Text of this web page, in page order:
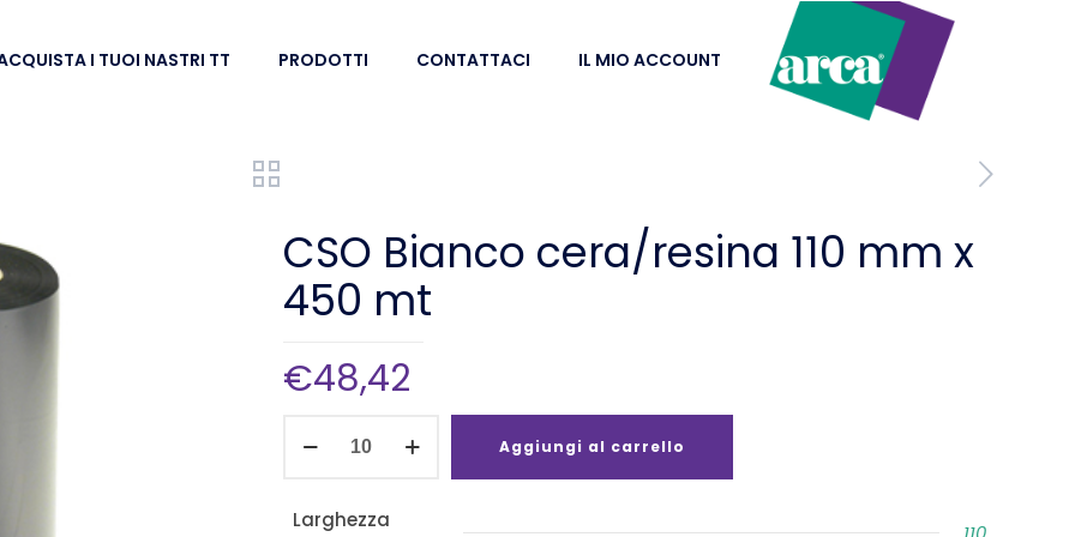
I TUOI NASTRI TT PRODOTTI CONTATTACI IL MIO ACCOUNT
CSO Bianco cera/resina 110 mm x
450 mt
€48,42
110
Aggiungi al carrello
Larghezza